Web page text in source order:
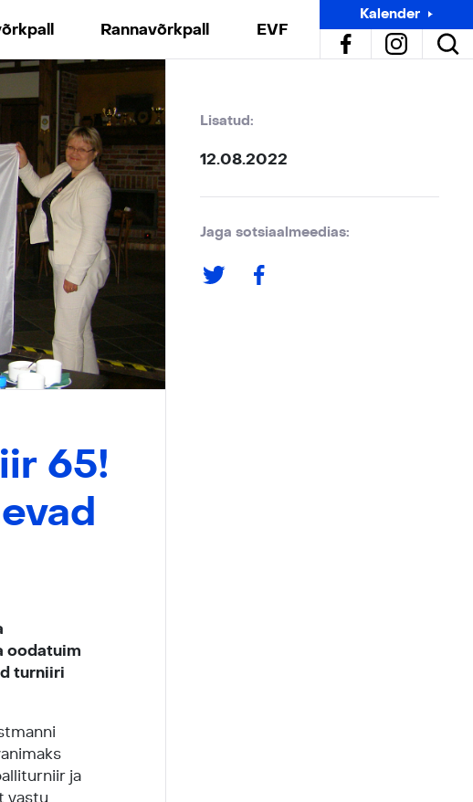
Rannavõrkpall EVF
Kalender
65!
oodatuim
turniiri
ja
vastu
Lisatud:
12.08.2022
Jaga sotsiaalmeedias: